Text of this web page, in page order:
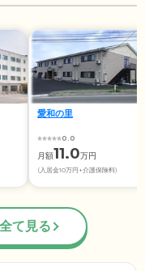
愛和の里
0.0
月額11.0万円
(入居金10万円+介護保険料)
て見る